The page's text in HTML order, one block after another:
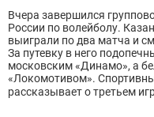
Вчера завершился
России по волейболу.
выиграли по два матча и
За путевку в него
московским «Динамо», а
«Локомотивом».
рассказывает о третьем